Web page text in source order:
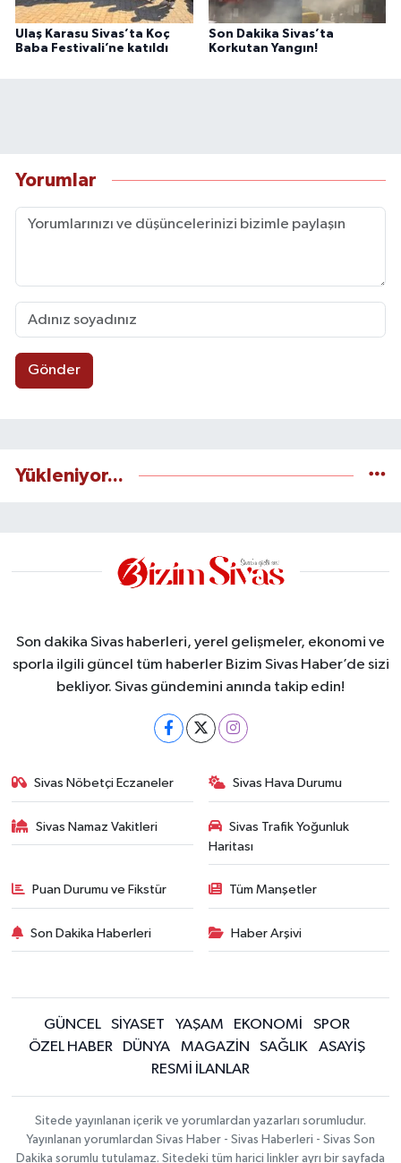
Ulaş Karasu Sivas’ta Koç
Baba Festivali’ne katıldı
Son Dakika Sivas’ta
Korkutan Yangın!
Yorumlar
Gönder
Yükleniyor...
Son dakika Sivas haberleri, yerel gelişmeler, ekonomi ve
sporla ilgili güncel tüm haberler Bizim Sivas Haber’de sizi
bekliyor. Sivas gündemini anında takip edin!
Sivas Nöbetçi Eczaneler Sivas Hava Durumu
Sivas Namaz Vakitleri
Sivas Trafik Yoğunluk
Haritası
Puan Durumu ve Fikstür Tüm Manşetler
Son Dakika Haberleri Haber Arşivi
GÜNCEL SİYASET YAŞAM EKONOMİ
SPOR
ÖZEL HABER
DÜNYA MAGAZİN SAĞLIK
ASAYİŞ
RESMİ İLANLAR
Sitede yayınlanan içerik ve yorumlardan yazarları sorumludur.
Yayınlanan yorumlardan Sivas Haber - Sivas Haberleri - Sivas Son
Dakika sorumlu tutulamaz. Sitedeki tüm harici linkler ayrı bir sayfada